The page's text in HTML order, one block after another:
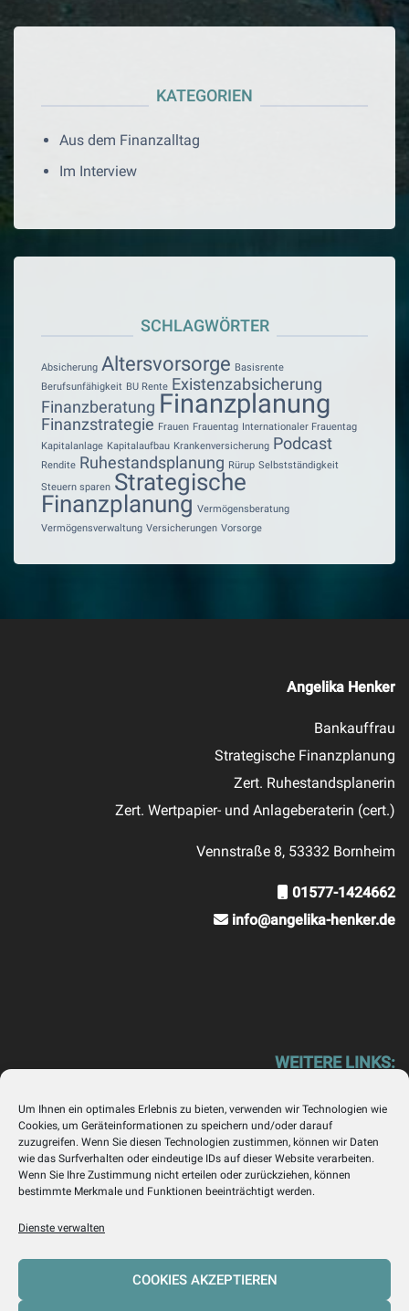
Um Ihnen ein optimales Erlebnis zu bieten, verwenden wir Technologien wie
Cookies, um Geräteinformationen zu speichern und/oder darauf
zuzugreifen. Wenn Sie diesen Technologien zustimmen, können wir Daten
wie das Surfverhalten oder eindeutige IDs auf dieser Website verarbeiten.
Wenn Sie Ihre Zustimmung nicht erteilen oder zurückziehen, können
bestimmte Merkmale und Funktionen beeinträchtigt werden.
Dienste verwalten
COOKIES AKZEPTIEREN
KATEGORIEN
Aus dem Finanzalltag
Im Interview
SCHLAGWÖRTER
Absicherung Altersvorsorge Basisrente
Berufsunfähigkeit BU Rente Existenzabsicherung
Finanzberatung Finanzplanung
Finanzstrategie Frauen Frauentag Internationaler Frauentag
Kapitalanlage Kapitalaufbau Krankenversicherung Podcast
Rendite Ruhestandsplanung Rürup Selbstständigkeit
Steuern sparen Strategische
Finanzplanung Vermögensberatung
Vermögensverwaltung Versicherungen Vorsorge
Angelika Henker
Bankauffrau
Strategische Finanzplanung
Zert. Ruhestandsplanerin
Zert. Wertpapier- und Anlageberaterin (cert.)
Vennstraße 8, 53332 Bornheim
01577-1424662
info@angelika-henker.de
WEITERE LINKS:
www.henker-trebschick.com
HH Immobilien Köln – Wir l(i)eben Immobilien!
www.hh-immobilien-koeln.de